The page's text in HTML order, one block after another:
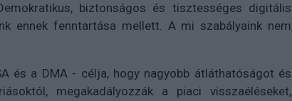
biztonságos és tisztességes digitális
ennek fenntartása mellett. A mi szabályaink nem
és a DMA - célja, hogy nagyobb átláthatóságot és
megakadályozzák a piaci visszaéléseket,